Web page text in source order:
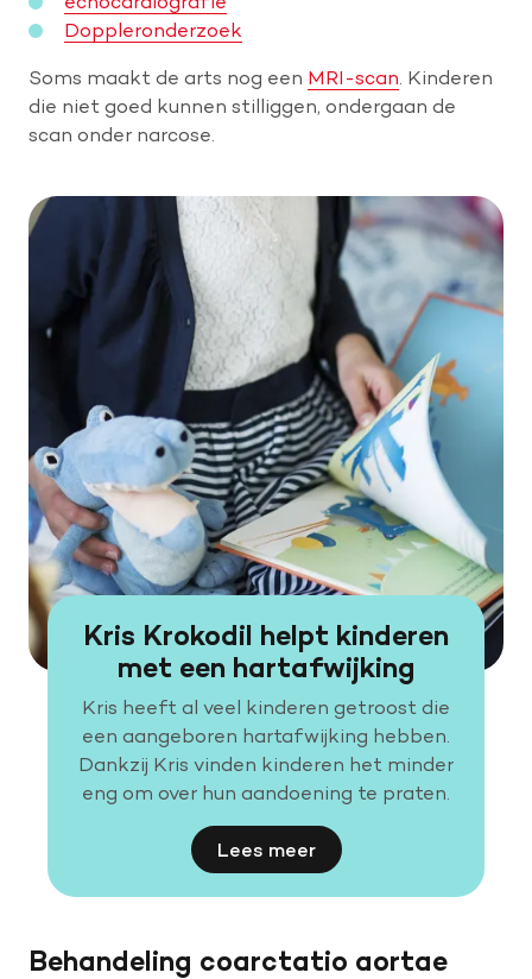
Doppleronderzoek
Soms maakt de arts nog een MRI-scan. Kinderen
die niet goed kunnen stilliggen, ondergaan de
scan onder narcose.
Kris Krokodil helpt kinderen
met een hartafwijking
Kris heeft al veel kinderen getroost die
een aangeboren hartafwijking hebben.
Dankzij Kris vinden kinderen het minder
eng om over hun aandoening te praten.
Lees meer
Behandeling coarctatio aortae